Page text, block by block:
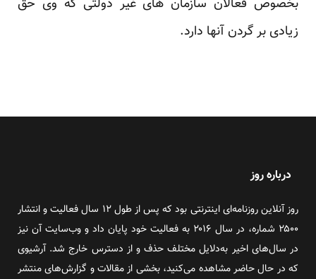
بخصوص فعالان سازمان های غیر دولتی که وی حق
‏زیادی بر گردن آنها دارد.‏
درباره روز
روز آنلاین روزنامه‌ای اینترنتی بود که پس از طول ۱۲ سال فعالیت و انتشار
۲۵۰۰ شماره، در سال ۲۰۱۶ به فعالیت خود پایان داد و وب‌سایت آن نیز
در سال‌های اخیر به‌دلایل مختلف حذف و از دسترس خارج شد. آرشیوی
که در حال حاضر مشاهده می‌کنید، بخشی از مقالات و گزارش‌های منتشر